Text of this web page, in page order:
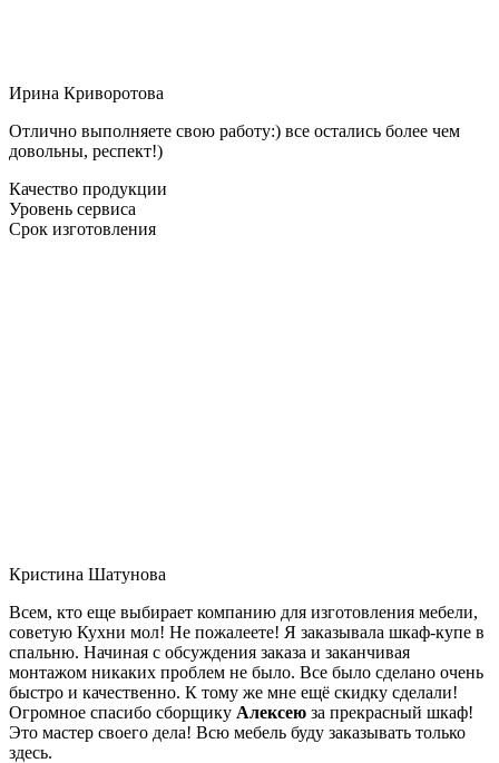
Ирина Криворотова
Отлично выполняете свою работу:) все остались более чем
довольны, респект!)
Качество продукции
Уровень сервиса
Срок изготовления
Кристина Шатунова
Всем, кто еще выбирает компанию для изготовления мебели,
советую Кухни мол! Не пожалеете! Я заказывала шкаф-купе в
спальню. Начиная с обсуждения заказа и заканчивая
монтажом никаких проблем не было. Все было сделано очень
быстро и качественно. К тому же мне ещё скидку сделали!
Огромное спасибо сборщику Алексею за прекрасный шкаф!
Это мастер своего дела! Всю мебель буду заказывать только
здесь.